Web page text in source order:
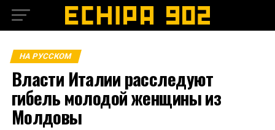
НА РУССКОМ
Власти Италии расследуют
гибель молодой женщины из
Молдовы